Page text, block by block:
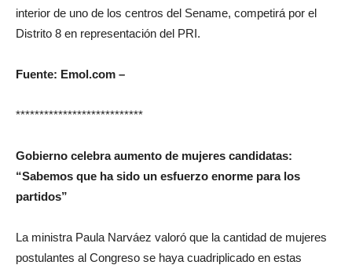
interior de uno de los centros del Sename, competirá por el
Distrito 8 en representación del PRI.
Fuente: Emol.com –
***************************
Gobierno celebra aumento de mujeres candidatas:
“Sabemos que ha sido un esfuerzo enorme para los
partidos”
La ministra Paula Narváez valoró que la cantidad de mujeres
postulantes al Congreso se haya cuadriplicado en estas